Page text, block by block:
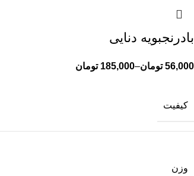
بادرنجبویه دنایی
56,000 تومان–
185,000 تومان
کیفیت
وزن